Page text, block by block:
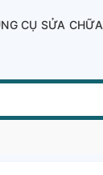
CỤ SỬA CHỮA